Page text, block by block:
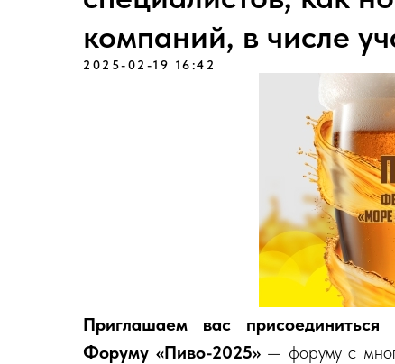
компаний, в числе
2025-02-19 16:42
Приглашаем вас
Форуму «Пиво-2025» — форуму с